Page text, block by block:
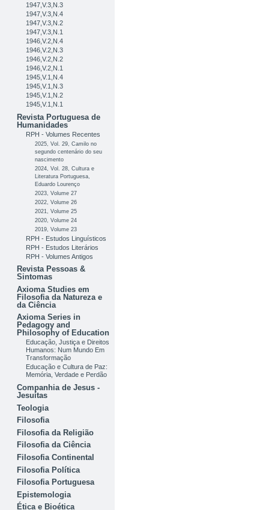
1947,V.3,N.3
1947,V.3,N.4
1947,V.3,N.2
1947,V.3,N.1
1946,V.2,N.4
1946,V.2,N.3
1946,V.2,N.2
1946,V.2,N.1
1945,V.1,N.4
1945,V.1,N.3
1945,V.1,N.2
1945,V.1,N.1
Revista Portuguesa de
Humanidades
RPH - Volumes Recentes
2025, Vol. 29, Camilo no
segundo centenário do seu
nascimento
2024, Vol. 28, Cultura e
Literatura Portuguesa,
Eduardo Lourenço
2023, Volume 27
2022, Volume 26
2021, Volume 25
2020, Volume 24
2019, Volume 23
RPH - Estudos Linguísticos
RPH - Estudos Literários
RPH - Volumes Antigos
Revista Pessoas &
Sintomas
Axioma Studies em
Filosofia da Natureza e
da Ciência
Axioma Series in
Pedagogy and
Philosophy of Education
Educação, Justiça e Direitos
Humanos: Num Mundo Em
Transformação
Educação e Cultura de Paz:
Memória, Verdade e Perdão
Companhia de Jesus -
Jesuítas
Teologia
Filosofia
Filosofia da Religião
Filosofia da Ciência
Filosofia Continental
Filosofia Política
Filosofia Portuguesa
Epistemologia
Ética e Bioética